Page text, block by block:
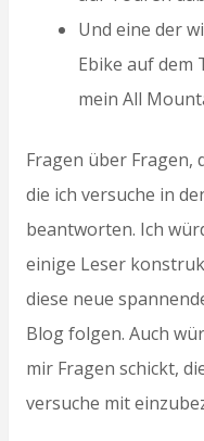
Und eine der
Ebike auf dem
mein All
Fragen über Fragen,
die ich versuche in
beantworten. Ich
einige Leser
diese neue
Blog folgen. Auch
mir Fragen schickt,
versuche mit